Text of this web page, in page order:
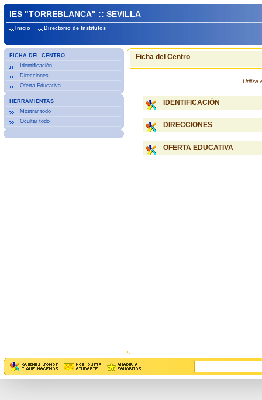
IES "TORREBLANCA" :: SEVILLA
Inicio Directorio de Institutos
FICHA DEL CENTRO
Identificación
Direcciones
Oferta Educativa
HERRAMIENTAS
Mostrar todo
Ocultar todo
Ficha del Centro
Utiliza
IDENTIFICACIÓN
DIRECCIONES
OFERTA EDUCATIVA